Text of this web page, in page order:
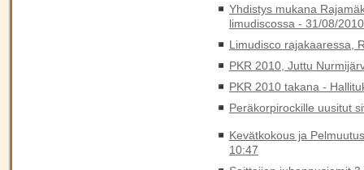
Yhdistys mukana
limudiscossa - 31/08/
Limudisco rajakaaressa,
PKR 2010, Juttu
PKR 2010 takana -
Peräkorpirockille uusitut
Kevätkokous ja
10:47